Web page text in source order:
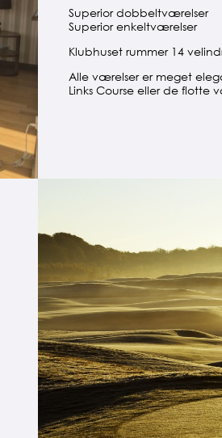
Superior dobbeltværelser
Superior enkeltværelser
Klubhuset rummer 14
Alle værelser er meget
Links Course eller de flotte